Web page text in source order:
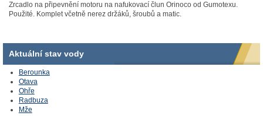
Zrcadlo na připevnění motoru na nafukovací člun Orinoco od Gumotexu.
Použité. Komplet včetně nerez držáků, šroubů a matic.
Aktuální stav vody
Berounka
Otava
Ohře
Radbuza
Mže